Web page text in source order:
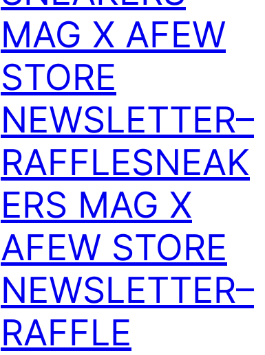
MAG X AFEW
STORE
NEWSLETTER–
RAFFLESNEAK
ERS MAG X
AFEW STORE
NEWSLETTER–
RAFFLE